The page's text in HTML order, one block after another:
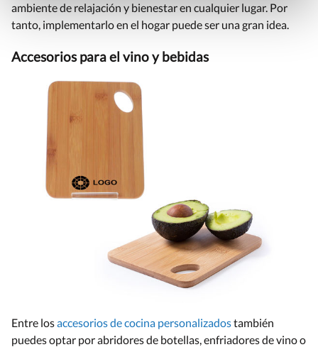
ambiente de relajación y bienestar en cualquier lugar. Por
tanto, implementarlo en el hogar puede ser una gran idea.
Accesorios para el vino y bebidas
Entre losaccesorios de cocina personalizadostambién
puedes optar por abridores de botellas, enfriadores de vino o